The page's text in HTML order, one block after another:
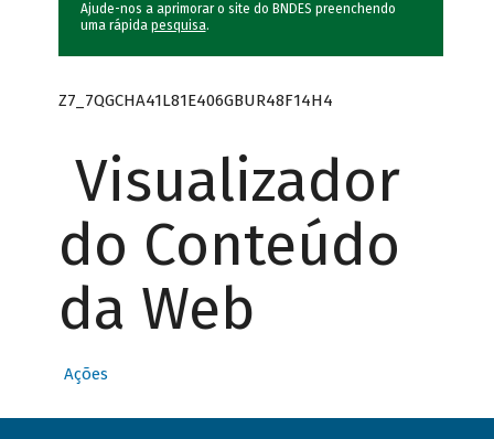
Ajude-nos a aprimorar o site do BNDES preenchendo
uma rápida pesquisa.
Z7_7QGCHA41L81E406GBUR48F14H4
Visualizador
do Conteúdo
da Web
Ações